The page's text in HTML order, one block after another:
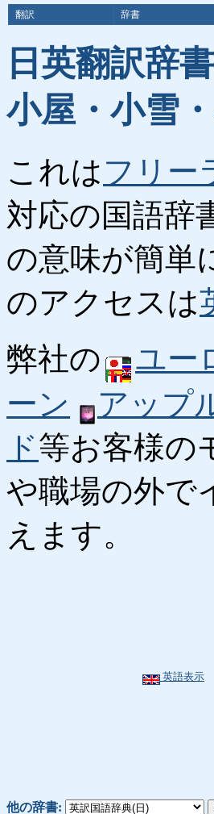
翻訳 辞書
日英翻訳辞
小屋・小雪
これはフリー
対応の国語辞
の意味が簡単
のアクセスは
弊社の
ユー
ーン
アップ
ド等お客様の
や職場の外で
えます。
英語表示
他の辞書: